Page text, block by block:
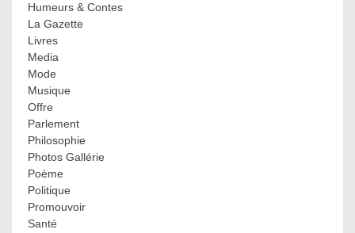
Humeurs & Contes
La Gazette
Livres
Media
Mode
Musique
Offre
Parlement
Philosophie
Photos Gallérie
Poème
Politique
Promouvoir
Santé